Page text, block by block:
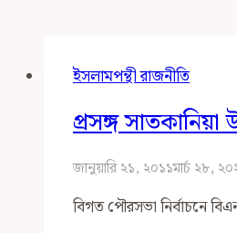
ইসলামপন্থী রাজনীতি
প্রসঙ্গ
জানুয়ারি ২১, ২০১১মার্চ ২৮,
বিগত পৌরসভা নির্বাচনে